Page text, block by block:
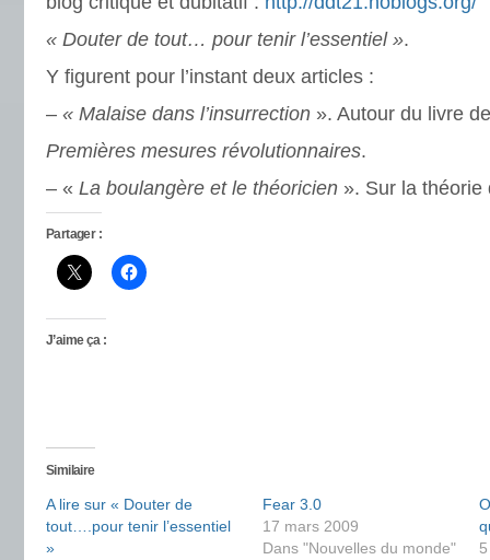
« Douter de tout… pour tenir l’essentiel ».
Y figurent pour l’instant deux articles :
– « Malaise dans l’insurrection ». Autour du livre
Premières mesures révolutionnaires.
– « La boulangère et le théoricien ». Sur la théorie
Partager :
J’aime ça :
Similaire
A lire sur « Douter de
tout….pour tenir l’essentiel
»
Fear 3.0
17 mars 2009
Dans "Nouvelles du monde"